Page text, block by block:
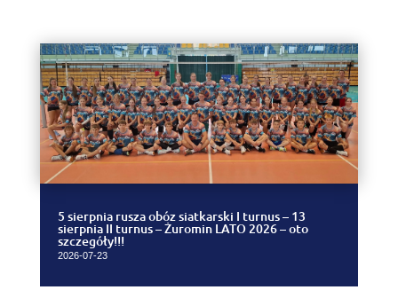
5 sierpnia rusza obóz siatkarski I turnus – 13
sierpnia II turnus – Żuromin LATO 2026 – oto
szczegóły!!!
2026-07-23